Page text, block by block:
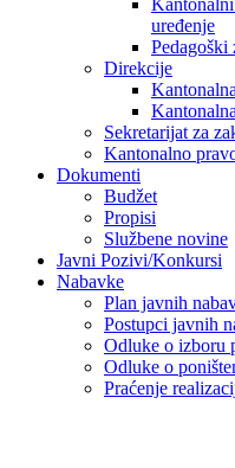
uređenje
Pedagoški
Direkcije
Sekretarijat za
Kantonalno
Dokumenti
Budžet
Propisi
Službene novine
Javni Pozivi/Konkursi
Nabavke
Plan javnih
Postupci javnih
Odluke o izboru
Odluke o
Praćenje